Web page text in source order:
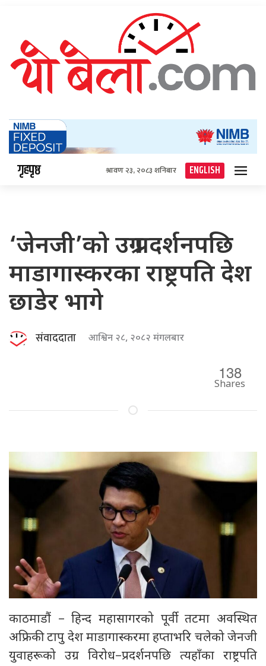
गृहपृष्ठ श्रावण २३, २०८३ शनिबार ENGLISH
‘जेनजी’को उग्र प्रदर्शनपछि
माडागास्करका राष्ट्रपति देश
छाडेर भागे
संवाददाता आश्विन २८, २०८२ मंगलबार
138
Shares
काठमाडौं – हिन्द महासागरको पूर्वी तटमा अवस्थित
अफ्रिकी टापु देश माडागास्करमा हप्ताभरि चलेको जेनजी
युवाहरूको उग्र विरोध–प्रदर्शनपछि त्यहाँका राष्ट्रपति